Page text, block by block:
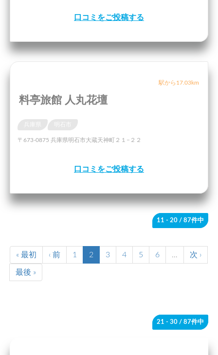
口コミをご投稿する
駅から17.03km
料亭旅館 人丸花壇
明石市
〒673-0875 兵庫県明石市大蔵天神町２１−２２
口コミをご投稿する
11 - 20 / 87件中
« 最初 ‹ 前 1 2 3 4 5 6 … 次 ›
最後 »
21 - 30 / 87件中